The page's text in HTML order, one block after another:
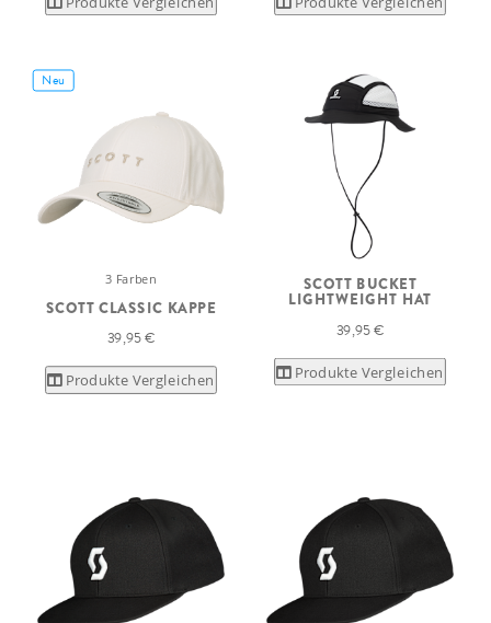
Neu
3 Farben
SCOTT CLASSIC KAPPE
39,95 €
Produkte Vergleichen
SCOTT BUCKET
LIGHTWEIGHT HAT
39,95 €
Produkte Vergleichen